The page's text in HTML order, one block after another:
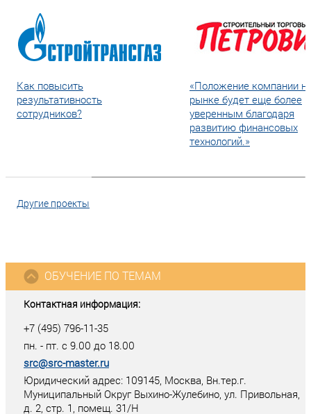
Как повысить
результативность
сотрудников?
«Положение компании
рынке будет еще более
уверенным благодаря
развитию финансовых
технологий.»
Другие проекты
Контактная информация:
+7 (495) 796-11-35
пн. - пт. с 9.00 до 18.00
src@src-master.ru
Юридический адрес: 109145, Москва, Вн.тер.г.
Муниципальный Округ Выхино-Жулебино, ул. Привольная,
д. 2, стр. 1, помещ. 31/Н
ОБУЧЕНИЕ ПО ТЕМАМ